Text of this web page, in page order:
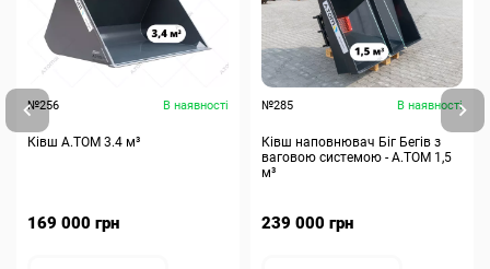
№256 В наявності
Ківш A.TOM 3.4 м³
169 000 грн
№285 В наявності
Ківш наповнювач Біг Бегів з
ваговою системою - А.ТОМ 1,5
м³
239 000 грн